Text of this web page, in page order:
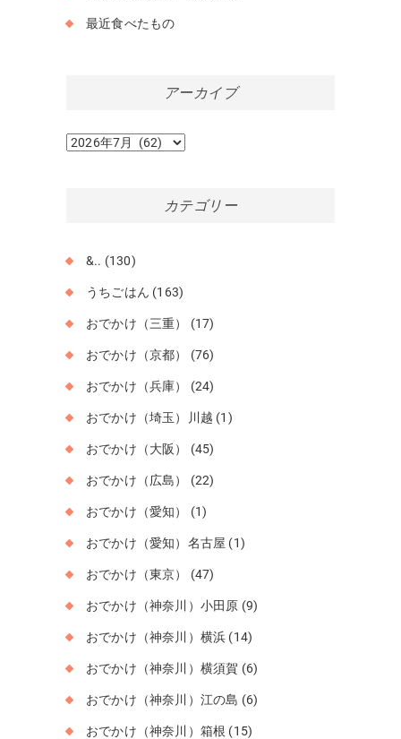
最近食べたもの
アーカイブ
ア
カテゴリー
&.. (130)
うちごはん (163)
おでかけ（三重） (17)
おでかけ（京都） (76)
おでかけ（兵庫） (24)
おでかけ（埼玉）川越 (1)
おでかけ（大阪） (45)
おでかけ（広島） (22)
おでかけ（愛知） (1)
おでかけ（愛知）名古屋 (1)
おでかけ（東京） (47)
おでかけ（神奈川）小田原 (9)
おでかけ（神奈川）横浜 (14)
おでかけ（神奈川）横須賀 (6)
おでかけ（神奈川）江の島 (6)
おでかけ（神奈川）箱根 (15)